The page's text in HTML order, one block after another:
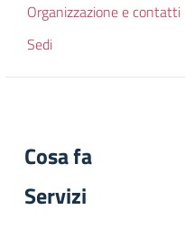
Organizzazione e contatti
Sedi
Cosa fa
Servizi